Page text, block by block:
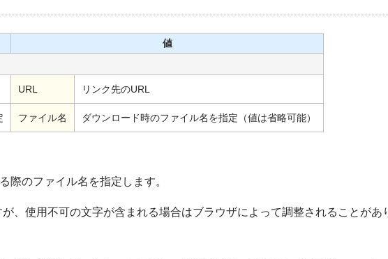
値
URL リンク先のURL
ファイル名 ダウンロード時のファイル名を指定（値は省略可能）
際のファイル名を指定します。
、使用不可の文字が含まれる場合はブラウザによって調整されることがあ